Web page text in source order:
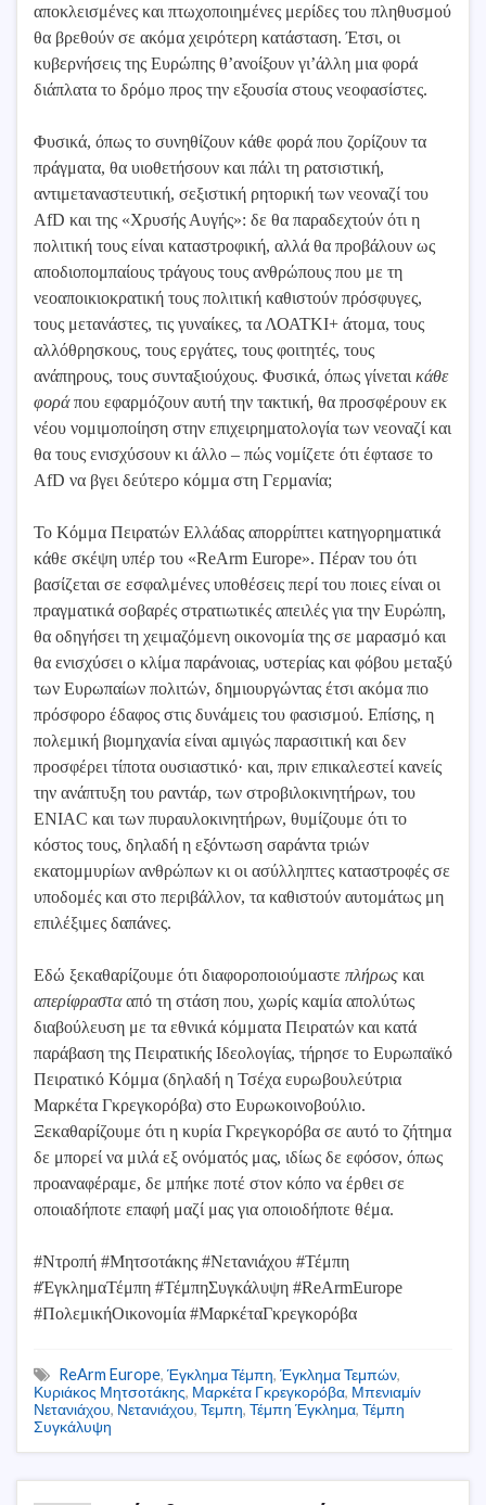
αποκλεισμένες και πτωχοποιημένες μερίδες του πληθυσμού
θα βρεθούν σε ακόμα χειρότερη κατάσταση. Έτσι, οι
κυβερνήσεις της Ευρώπης θ’ανοίξουν γι’άλλη μια φορά
διάπλατα το δρόμο προς την εξουσία στους νεοφασίστες.
Φυσικά, όπως το συνηθίζουν κάθε φορά που ζορίζουν τα
πράγματα, θα υιοθετήσουν και πάλι τη ρατσιστική,
αντιμεταναστευτική, σεξιστική ρητορική των νεοναζί του
AfD και της «Χρυσής Αυγής»: δε θα παραδεχτούν ότι η
πολιτική τους είναι καταστροφική, αλλά θα προβάλουν ως
αποδιοπομπαίους τράγους τους ανθρώπους που με τη
νεοαποικιοκρατική τους πολιτική καθιστούν πρόσφυγες,
τους μετανάστες, τις γυναίκες, τα ΛΟΑΤΚΙ+ άτομα, τους
αλλόθρησκους, τους εργάτες, τους φοιτητές, τους
ανάπηρους, τους συνταξιούχους. Φυσικά, όπως γίνεται κάθε
φοράπου εφαρμόζουν αυτή την τακτική, θα προσφέρουν εκ
νέου νομιμοποίηση στην επιχειρηματολογία των νεοναζί και
θα τους ενισχύσουν κι άλλο – πώς νομίζετε ότι έφτασε το
AfD να βγει δεύτερο κόμμα στη Γερμανία;
Το Κόμμα Πειρατών Ελλάδας απορρίπτει κατηγορηματικά
κάθε σκέψη υπέρ του «ReArm Europe». Πέραν του ότι
βασίζεται σε εσφαλμένες υποθέσεις περί του ποιες είναι οι
πραγματικά σοβαρές στρατιωτικές απειλές για την Ευρώπη,
θα οδηγήσει τη χειμαζόμενη οικονομία της σε μαρασμό και
θα ενισχύσει ο κλίμα παράνοιας, υστερίας και φόβου μεταξύ
των Ευρωπαίων πολιτών, δημιουργώντας έτσι ακόμα πιο
πρόσφορο έδαφος στις δυνάμεις του φασισμού. Επίσης, η
πολεμική βιομηχανία είναι αμιγώς παρασιτική και δεν
προσφέρει τίποτα ουσιαστικό· και, πριν επικαλεστεί κανείς
την ανάπτυξη του ραντάρ, των στροβιλοκινητήρων, του
ENIAC και των πυραυλοκινητήρων, θυμίζουμε ότι το
κόστος τους, δηλαδή η εξόντωση σαράντα τριών
εκατομμυρίων ανθρώπων κι οι ασύλληπτες καταστροφές σε
υποδομές και στο περιβάλλον, τα καθιστούν αυτομάτως μη
επιλέξιμες δαπάνες.
Εδώ ξεκαθαρίζουμε ότι διαφοροποιούμαστε πλήρως και
απερίφραστααπό τη στάση που, χωρίς καμία απολύτως
διαβούλευση με τα εθνικά κόμματα Πειρατών και κατά
παράβαση της Πειρατικής Ιδεολογίας, τήρησε το Ευρωπαϊκό
Πειρατικό Κόμμα (δηλαδή η Τσέχα ευρωβουλεύτρια
Μαρκέτα Γκρεγκορόβα) στο Ευρωκοινοβούλιο.
Ξεκαθαρίζουμε ότι η κυρία Γκρεγκορόβα σε αυτό το ζήτημα
δε μπορεί να μιλά εξ ονόματός μας, ιδίως δε εφόσον, όπως
προαναφέραμε, δε μπήκε ποτέ στον κόπο να έρθει σε
οποιαδήποτε επαφή μαζί μας για οποιοδήποτε θέμα.
#Ντροπή #Μητσοτάκης #Νετανιάχου #Τέμπη
#ΈγκλημαΤέμπη #ΤέμπηΣυγκάλυψη #ReArmEurope
#ΠολεμικήΟικονομία #ΜαρκέταΓκρεγκορόβα
ReArm Europe, Έγκλημα Τέμπη, Έγκλημα Τεμπών,
Κυριάκος Μητσοτάκης, Μαρκέτα Γκρεγκορόβα, Μπενιαμίν
Νετανιάχου, Νετανιάχου, Τεμπη, Τέμπη Έγκλημα, Τέμπη
Συγκάλυψη